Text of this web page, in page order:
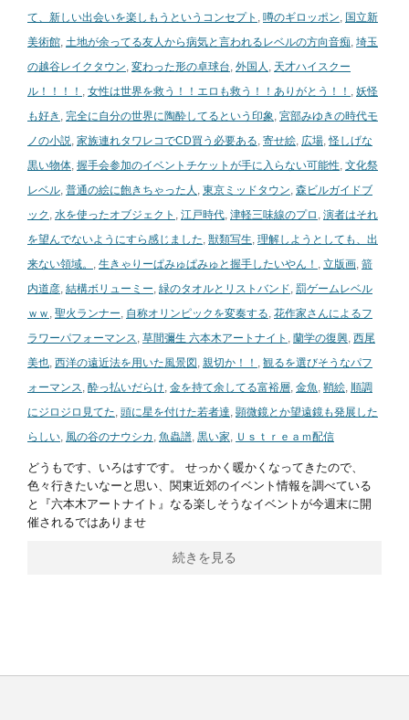
て、新しい出会いを楽しもうというコンセプト , 噂のギロッポン, 国立新
美術館, 土地が余ってる友人から病気と言われるレベルの方向音痴, 埼玉
の越谷レイクタウン, 変わった形の卓球台, 外国人 , 天才ハイスクー
ル！！！！ , 女性は世界を救う！！エロも救う！！ありがとう！！ , 妖怪
も好き , 完全に自分の世界に陶酔してるという印象, 宮部みゆきの時代モ
ノの小説, 家族連れタワレコでCD買う必要ある, 寄せ絵, 広場,怪しげな
黒い物体, 握手会参加のイベントチケットが手に入らない可能性, 文化祭
レベル, 普通の絵に飽きちゃった人 , 東京ミッドタウン, 森ビルガイドブ
ック , 水を使ったオブジェクト , 江戸時代, 津軽三味線のプロ , 演者はそれ
を望んでないようにすら感じました, 獣類写生, 理解しようとしても、出
来ない領域。 , 生きゃりーぱみゅぱみゅと握手したいやん！ , 立版画, 箭
内道彦, 結構ボリューミー, 緑のタオルとリストバンド, 罰ゲームレベル
ｗｗ , 聖火ランナー, 自称オリンピックを変奏する, 花作家さんによるフ
ラワーパフォーマンス, 草間彌生 六本木アートナイト , 蘭学の復興, 西尾
美也, 西洋の遠近法を用いた風景図, 親切か！！ , 観るを選びそうなパフ
ォーマンス, 酔っ払いだらけ, 金を持て余してる富裕層, 金魚, 鞘絵, 順調
にジロジロ見てた, 頭に星を付けた若者達, 顕微鏡とか望遠鏡も発展した
らしい, 風の谷のナウシカ , 魚蟲譜, 黒い家, Ｕｓｔｒｅａｍ配信
どうもです、いろはすです。 せっかく暖かくなってきたので、
色々行きたいなーと思い、関東近郊のイベント情報を調べている
と『六本木アートナイト』なる楽しそうなイベントが今週末に開
催されるではありませ
続きを見る